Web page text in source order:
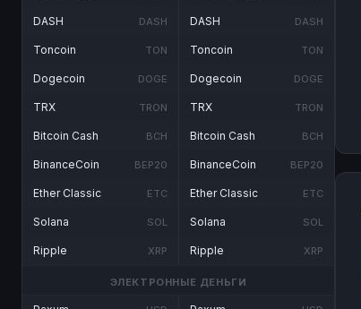
DASH DASH
Toncoin TON
Dogecoin DOGE
TRX TRON
Bitcoin Cash BCH
BinanceCoin BEP20
Ether Classic ETC
Solana SOL
Ripple XRP
DASH DASH
Toncoin TON
Dogecoin DOGE
TRX TRON
Bitcoin Cash BCH
BinanceCoin BEP20
Ether Classic ETC
Solana SOL
Ripple XRP
ЭЛЕКТРОННЫЕ ДЕНЬГИ